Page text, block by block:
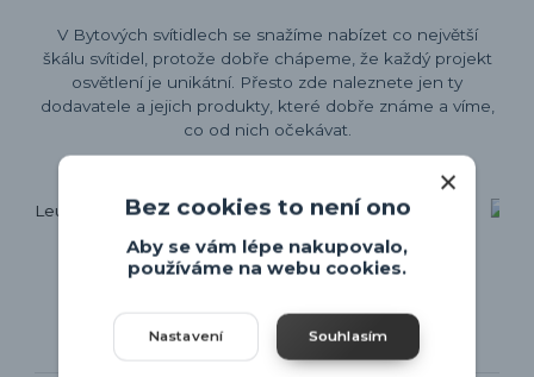
V Bytových svítidlech se snažíme nabízet co největší
škálu svítidel, protože dobře chápeme, že každý projekt
osvětlení je unikátní. Přesto zde naleznete jen ty
dodavatele a jejich produkty, které dobře známe a víme,
co od nich očekávat.
Bez cookies to není ono
Aby se vám lépe nakupovalo,
používáme na webu cookies.
Nastavení Souhlasím